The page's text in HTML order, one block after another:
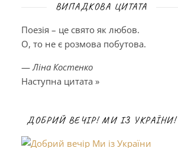
ВИПАДКОВА ЦИТАТА
Поезія – це свято як любов.
О, то не є розмова побутова.
—Ліна Костенко
Наступна цитата »
ДОБРИЙ ВЕЧІР! МИ ІЗ УКРАЇНИ!